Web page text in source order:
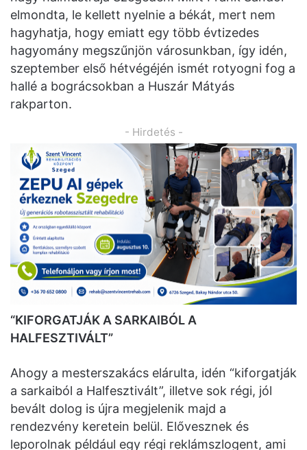
elmondta, le kellett nyelnie a békát, mert nem
hagyhatja, hogy emiatt egy több évtizedes
hagyomány megszűnjön városunkban, így idén,
szeptember első hétvégéjén ismét rotyogni fog a
hallé a bográcsokban a Huszár Mátyás
rakparton.
- Hirdetés -
“KIFORGATJÁK A SARKAIBÓL A
HALFESZTIVÁLT”
Ahogy a mesterszakács elárulta, idén “kiforgatják
a sarkaiból a Halfesztivált”, illetve sok régi, jól
bevált dolog is újra megjelenik majd a
rendezvény keretein belül. Elővesznek és
leporolnak például egy régi reklámszlogent, ami